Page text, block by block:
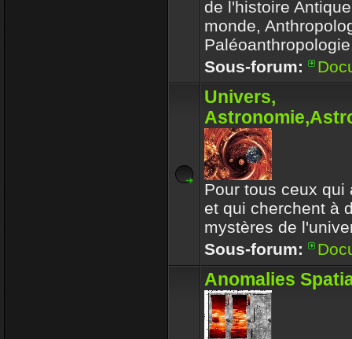
de l'histoire
monde,
Sous-forum:
Univers,
Pour tous ceux qui
et qui cherchent à
mystères de
Sous-forum:
Anomalies